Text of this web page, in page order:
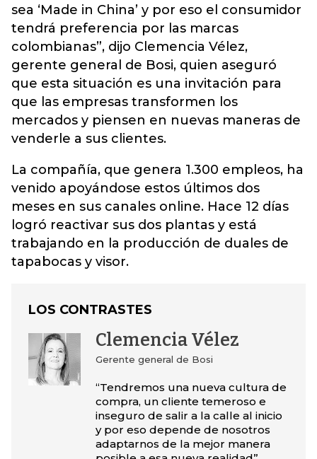
sea ‘Made in China’ y por eso el consumidor
tendrá preferencia por las marcas
colombianas”, dijo Clemencia Vélez,
gerente general de Bosi, quien aseguró
que esta situación es una invitación para
que las empresas transformen los
mercados y piensen en nuevas maneras de
venderle a sus clientes.
La compañía, que genera 1.300 empleos, ha
venido apoyándose estos últimos dos
meses en sus canales online. Hace 12 días
logró reactivar sus dos plantas y está
trabajando en la producción de duales de
tapabocas y visor.
LOS CONTRASTES
Clemencia Vélez
Gerente general de Bosi
“Tendremos una nueva cultura de
compra, un cliente temeroso e
inseguro de salir a la calle al inicio
y por eso depende de nosotros
adaptarnos de la mejor manera